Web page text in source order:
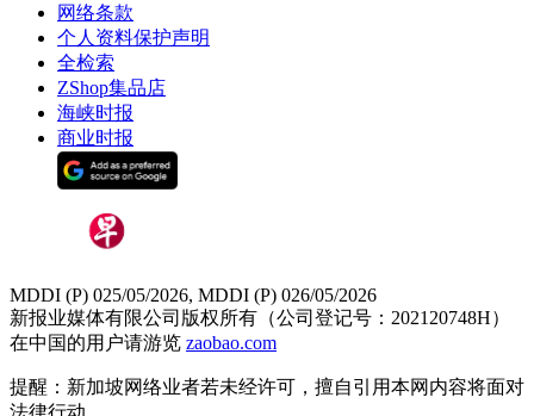
网络条款
个人资料保护声明
全检索
ZShop集品店
海峡时报
商业时报
MDDI (P) 025/05/2026, MDDI (P) 026/05/2026
新报业媒体有限公司版权所有（公司登记号：202120748H）
在中国的用户请游览 zaobao.com
提醒：新加坡网络业者若未经许可，擅自引用本网内容将面对
法律行动。